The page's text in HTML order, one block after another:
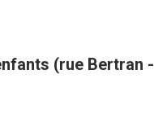
(rue Bertran -